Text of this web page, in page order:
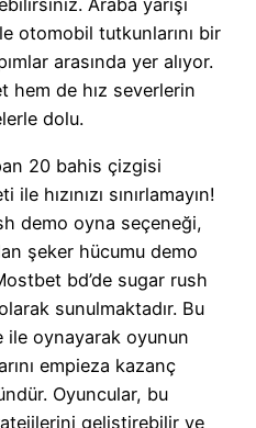
Araba yarışı
otomobil tutkunlarını bir
arasında yer alıyor.
hem de hız severlerin
dolu.
20 bahis çizgisi
hızınızı sınırlamayın!
demo oyna seçeneği,
şeker hücumu demo
bd’de sugar rush
sunulmaktadır. Bu
oynayarak oyunun
empieza kazanç
Oyuncular, bu
geliştirebilir ve